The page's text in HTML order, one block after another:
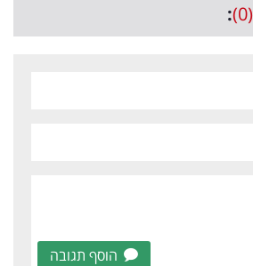
(0)
:
הוסף תגובה